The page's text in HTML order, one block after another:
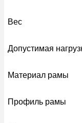
Вес
Допустимая
Материал рамы
Профиль рамы